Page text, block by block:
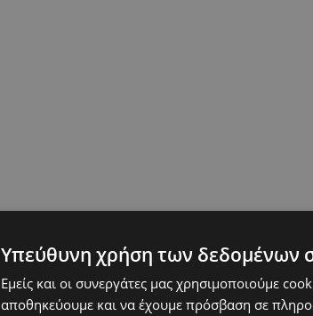
Υπεύθυνη χρήση των δεδομένων
Εμείς και οι συνεργάτες μας χρησιμοποιούμε
αποθηκεύουμε και να έχουμε πρόσβαση σε